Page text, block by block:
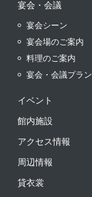
宴会・会議
宴会シーン
宴会場のご案内
料理のご案内
宴会・会議プラン
イベント
館内施設
アクセス情報
周辺情報
貸衣裳